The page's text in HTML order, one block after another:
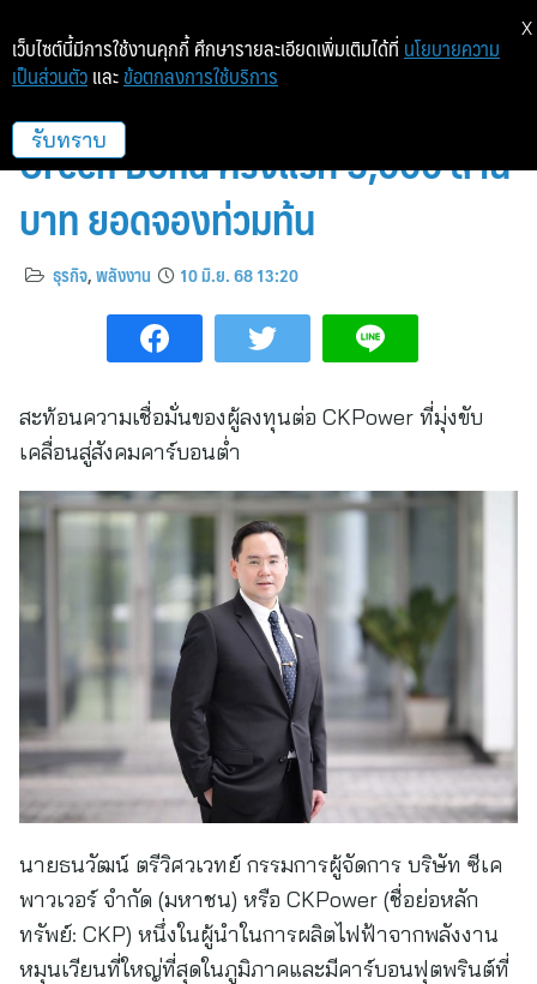
CKPower ประสบความสำเร็จ ออก
Green Bond ครั้งแรก 5,000 ล้าน
บาท ยอดจองท่วมท้น
ธุรกิจ,พลังงาน 10 มิ.ย. 68 13:20
สะท้อนความเชื่อมั่นของผู้ลงทุนต่อ CKPower ที่มุ่งขับ
เคลื่อนสู่สังคมคาร์บอนต่ำ
นายธนวัฒน์ ตรีวิศวเวทย์ กรรมการผู้จัดการ บริษัท ซีเค
พาวเวอร์ จำกัด (มหาชน) หรือ CKPower (ชื่อย่อหลัก
ทรัพย์: CKP) หนึ่งในผู้นำในการผลิตไฟฟ้าจากพลังงาน
หมุนเวียนที่ใหญ่ที่สุดในภูมิภาคและมีคาร์บอนฟุตพรินต์ที่
เว็บไซต์นี้มีการใช้งานคุกกี้ ศึกษารายละเอียดเพิ่มเติมได้ที่ นโยบายความ
เป็นส่วนตัว และ ข้อตกลงการใช้บริการ
รับทราบ
X